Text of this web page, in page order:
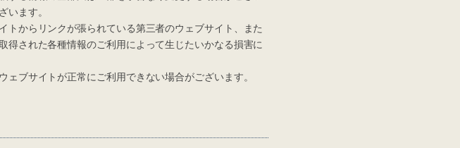
います。
からリンクが張られている第三者のウェブサイト、また
された各種情報のご利用によって生じたいかなる損害に
ブサイトが正常にご利用できない場合がございます。